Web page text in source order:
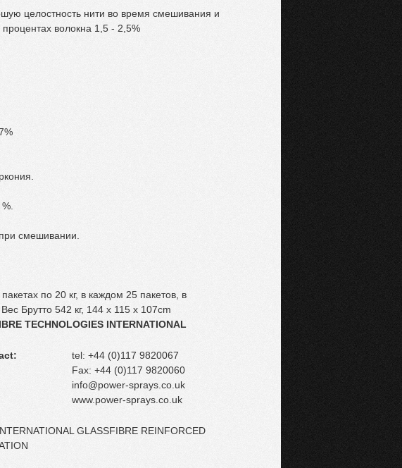
целостность нити во время смешивания и
волокна 1,5 - 2,5%
смешивании.
по 20 кг, в каждом 25 пакетов, в
Брутто 542 кг, 144 x 115 x 107cm
TECHNOLOGIES INTERNATIONAL
tel: +44 (0)117 9820067
Fax: +44 (0)117 9820060
info@power-sprays.co.uk
www.power-sprays.co.uk
GLASSFIBRE REINFORCED